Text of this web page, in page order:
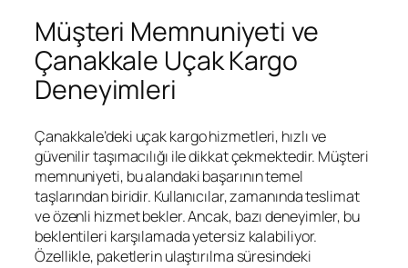
Müşteri Memnuniyeti ve
Çanakkale Uçak Kargo
Deneyimleri
Çanakkale’deki uçak kargo hizmetleri, hızlı ve
güvenilir taşımacılığı ile dikkat çekmektedir. Müşteri
memnuniyeti, bu alandaki başarının temel
taşlarından biridir. Kullanıcılar, zamanında teslimat
ve özenli hizmet bekler. Ancak, bazı deneyimler, bu
beklentileri karşılamada yetersiz kalabiliyor.
Özellikle, paketlerin ulaştırılma süresindeki